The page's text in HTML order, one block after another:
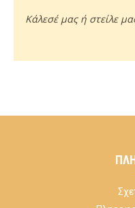
Κάλεσέ μας ή στείλε